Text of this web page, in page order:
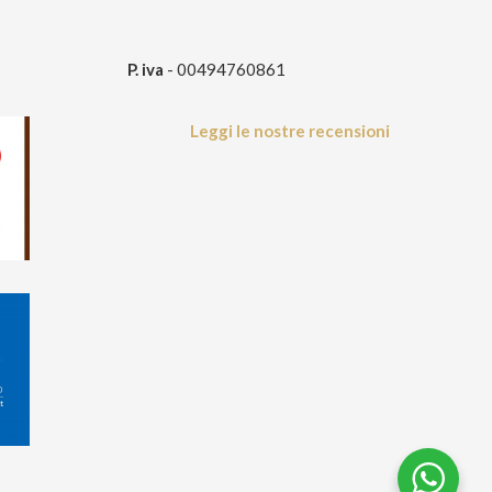
P. iva - 00494760861
Leggi le nostre recensioni